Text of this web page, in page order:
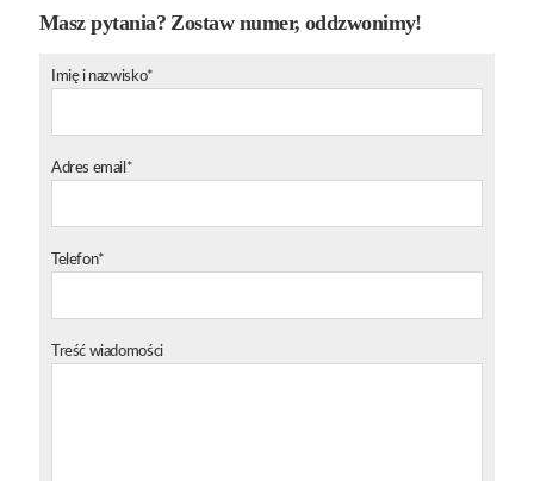
Masz pytania? Zostaw numer, oddzwonimy!
Imię i nazwisko*
Adres email*
Telefon*
Treść wiadomości